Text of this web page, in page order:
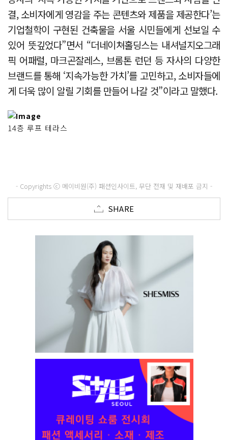
결, 소비자에게 영감을 주는 콘텐츠와 제품을 제공한다’는
기업철학이 구현된 건축물을 서울 시민들에게 선보일 수
있어 뜻깊었다”면서 “더네이쳐홀딩스는 내셔널지오그래
픽 어패럴, 마크곤잘레스, 브롬톤 런던 등 자사의 다양한
브랜드를 통해 ‘지속가능한 가치’를 고민하고, 소비자들에
게 더욱 많이 알릴 기회를 만들어 나갈 것”이라고 말했다.
14층 루프 테라스
- Copyrights ⓒ 메이비원(주) 패션인사이트, 무단 전재 및 재배포 금지 -
SHARE